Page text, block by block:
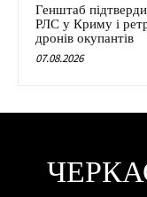
Генштаб
РЛС у Криму і
дронів окупантів
07.08.2026